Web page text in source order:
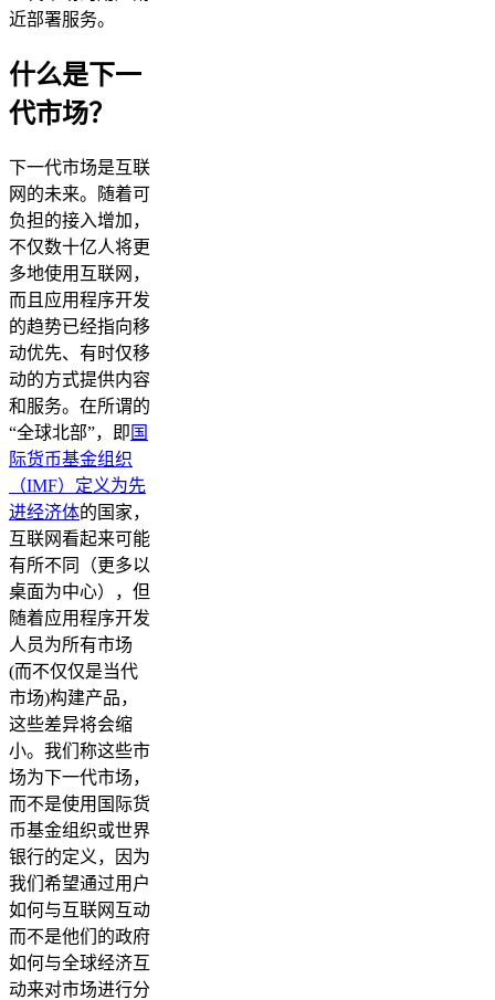
近部署服务。
什么是下一
代市场？
下一代市场是互联
网的未来。随着可
负担的接入增加，
不仅数十亿人将更
多地使用互联网，
而且应用程序开发
的趋势已经指向移
动优先、有时仅移
动的方式提供内容
和服务。在所谓的
“全球北部”，即 国
际货币基金组织
（IMF）定义为先
进经济体的国家，
互联网看起来可能
有所不同（更多以
桌面为中心），但
随着应用程序开发
人员为所有市场
(而不仅仅是当代
市场)构建产品，
这些差异将会缩
小。我们称这些市
场为下一代市场，
而不是使用国际货
币基金组织或世界
银行的定义，因为
我们希望通过用户
如何与互联网互动
而不是他们的政府
如何与全球经济互
动来对市场进行分